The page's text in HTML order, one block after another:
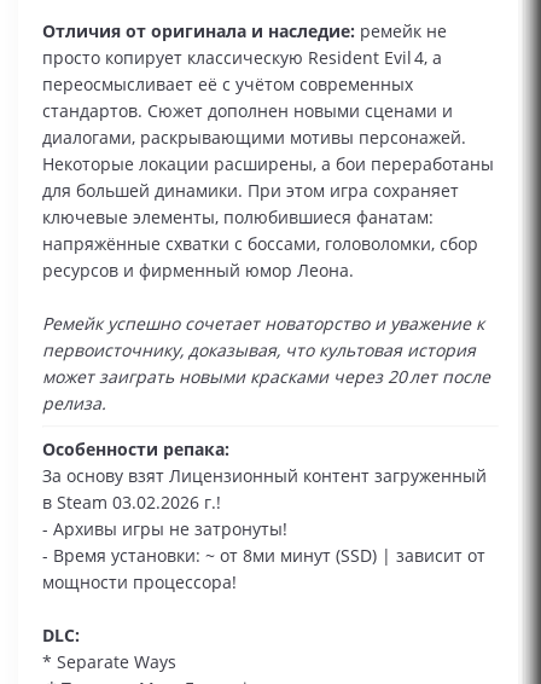
Отличия от оригинала и наследие: ремейк не
просто копирует классическую Resident Evil 4, а
переосмысливает её с учётом современных
стандартов. Сюжет дополнен новыми сценами и
диалогами, раскрывающими мотивы персонажей.
Некоторые локации расширены, а бои переработаны
для большей динамики. При этом игра сохраняет
ключевые элементы, полюбившиеся фанатам:
напряжённые схватки с боссами, головоломки, сбор
ресурсов и фирменный юмор Леона.
Ремейк успешно сочетает новаторство и уважение к
первоисточнику, доказывая, что культовая история
может заиграть новыми красками через 20 лет после
релиза.
Особенности репака:
За основу взят Лицензионный контент загруженный
в Steam 03.02.2026 г.!
- Архивы игры не затронуты!
- Время установки: ~ от 8ми минут (SSD) | зависит от
мощности процессора!
DLC:
* Separate Ways